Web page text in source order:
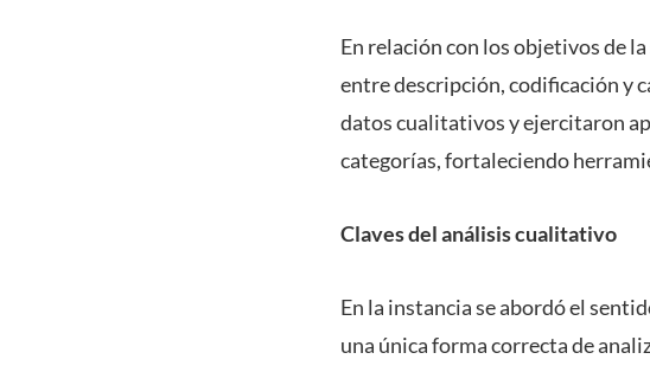
En relación con los objetivos de
entre descripción, codificación y
datos cualitativos y ejercitaron
categorías, fortaleciendo
Claves del análisis cualitativo
En la instancia se abordó el
una única forma correcta de